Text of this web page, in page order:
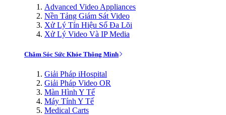
Advanced Video Appliances
Nền Tảng Giám Sát Video
Xử Lý Tín Hiệu Số Đa Lõi
Xử Lý Video Và IP Media
Chăm Sóc Sức Khỏe Thông Minh
Giải Pháp iHospital
Giải Pháp Video OR
Màn Hình Y Tế
Máy Tính Y Tế
Medical Carts